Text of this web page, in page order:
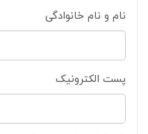
نام و نام خانوادگی
پست الکترونیک